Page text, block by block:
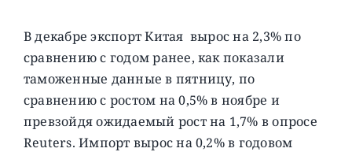
В декабре экспорт Китая вырос на 2,3% по
сравнению с годом ранее, как показали
таможенные данные в пятницу, по
сравнению с ростом на 0,5% в ноябре и
превзойдя ожидаемый рост на 1,7% в опросе
Reuters. Импорт вырос на 0,2% в годовом